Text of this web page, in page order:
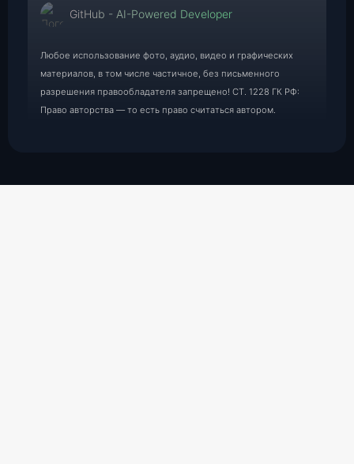
GitHub - AI-Powered Developer
Любое использование фото, аудио, видео и графических
материалов, в том числе частичное, без письменного
разрешения правообладателя запрещено! СТ. 1228 ГК РФ:
Право авторства — то есть право считаться автором.